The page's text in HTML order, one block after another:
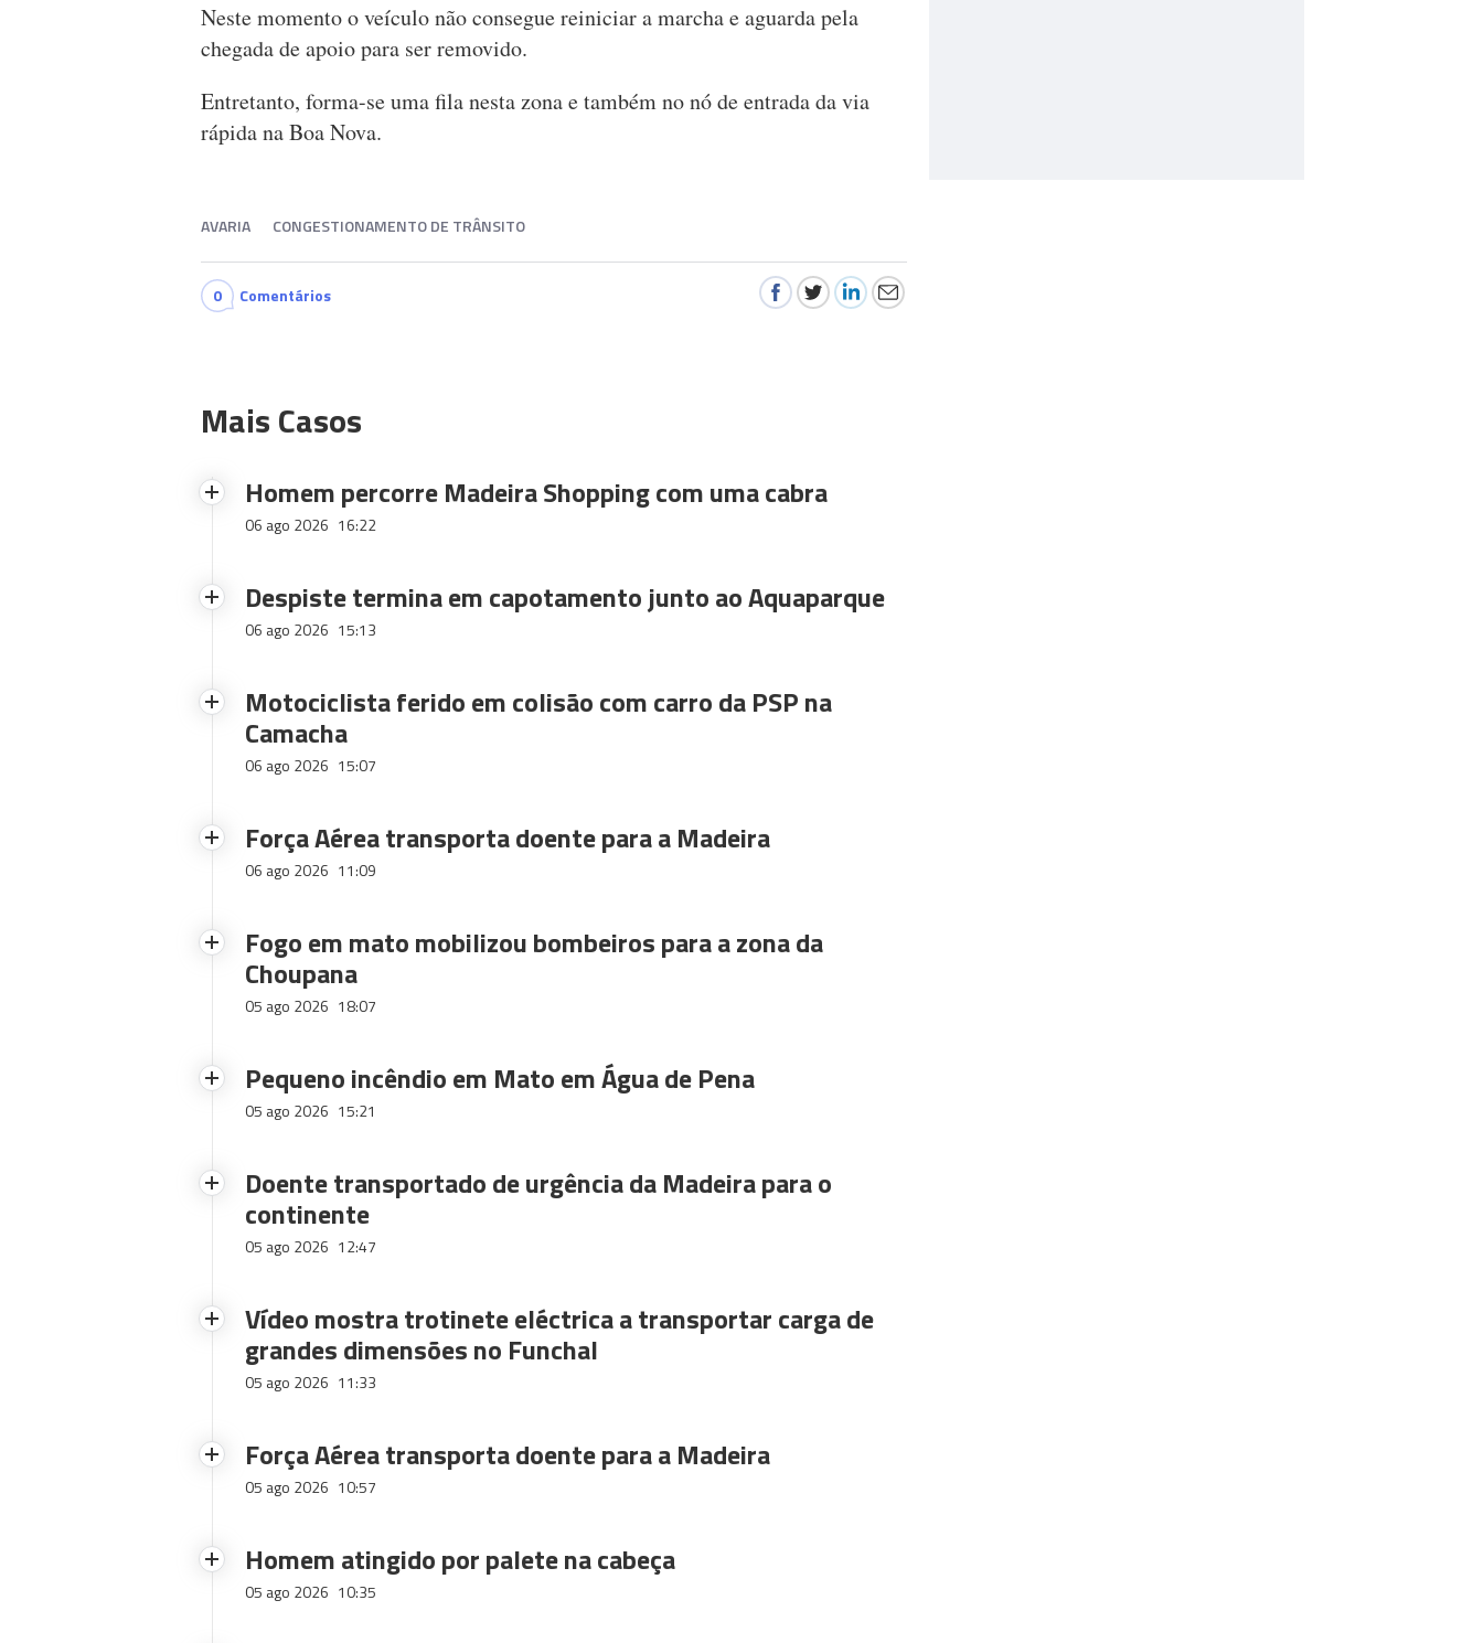
Neste momento o veículo não consegue reiniciar a marcha e aguarda pela
chegada de apoio para ser removido.
Entretanto, forma-se uma fila nesta zona e também no nó de entrada da via
rápida na Boa Nova.
AVARIA CONGESTIONAMENTO DE TRÂNSITO
0 Comentários
Mais Casos
Homem percorre Madeira Shopping com uma cabra
06 ago 2026 16:22
Despiste termina em capotamento junto ao Aquaparque
06 ago 2026 15:13
Motociclista ferido em colisão com carro da PSP na
Camacha
06 ago 2026 15:07
Força Aérea transporta doente para a Madeira
06 ago 2026 11:09
Fogo em mato mobilizou bombeiros para a zona da
Choupana
05 ago 2026 18:07
Pequeno incêndio em Mato em Água de Pena
05 ago 2026 15:21
Doente transportado de urgência da Madeira para o
continente
05 ago 2026 12:47
Vídeo mostra trotinete eléctrica a transportar carga de
grandes dimensões no Funchal
05 ago 2026 11:33
Força Aérea transporta doente para a Madeira
05 ago 2026 10:57
Homem atingido por palete na cabeça
05 ago 2026 10:35